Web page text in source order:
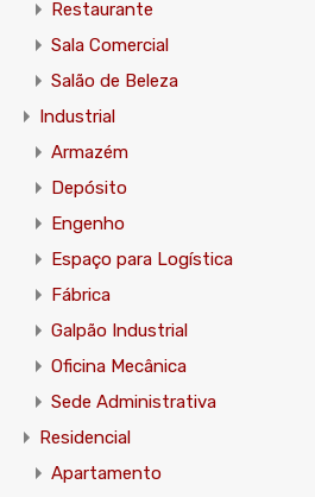
Restaurante
Sala Comercial
Salão de Beleza
Industrial
Armazém
Depósito
Engenho
Espaço para Logística
Fábrica
Galpão Industrial
Oficina Mecânica
Sede Administrativa
Residencial
Apartamento